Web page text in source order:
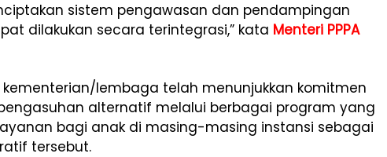
sistem pengawasan dan pendampingan
dilakukan secara terintegrasi,” kata Menteri PPPA
lembaga telah menunjukkan komitmen
alternatif melalui berbagai program yang
bagi anak di masing-masing instansi sebagai
tersebut.